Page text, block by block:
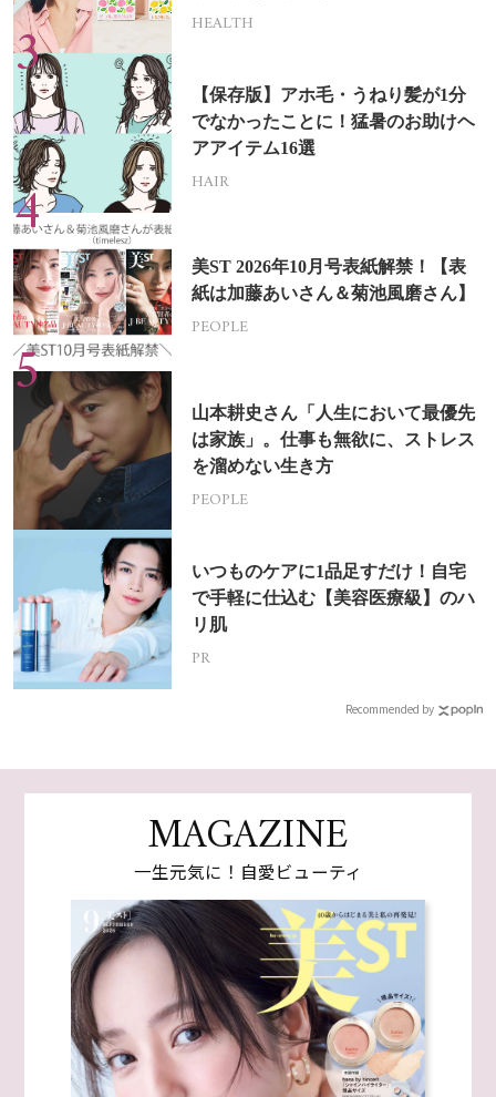
HEALTH
【保存版】アホ毛・うねり髪が1分
でなかったことに！猛暑のお助けヘ
アアイテム16選
HAIR
美ST 2026年10月号表紙解禁！【表
紙は加藤あいさん＆菊池風磨さん】
PEOPLE
山本耕史さん「人生において最優先
は家族」。仕事も無欲に、ストレス
を溜めない生き方
PEOPLE
いつものケアに1品足すだけ！自宅
で手軽に仕込む【美容医療級】のハ
リ肌
PR
Recommended by
MAGAZINE
一生元気に！自愛ビューティ